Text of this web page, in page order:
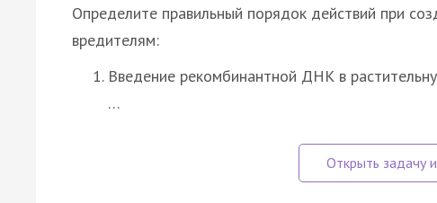
Определите правильный порядок действий при
вредителям:
Введение рекомбинантной ДНК в
…